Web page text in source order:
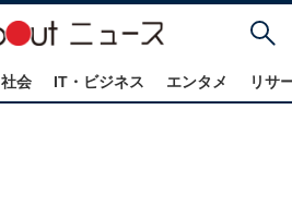
社会 IT・ビジネス エンタメ リサ